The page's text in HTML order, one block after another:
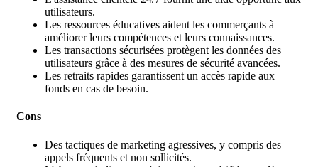
utilisateurs.
Les ressources éducatives aident les commerçants à
améliorer leurs compétences et leurs connaissances.
Les transactions sécurisées protègent les données des
utilisateurs grâce à des mesures de sécurité avancées.
Les retraits rapides garantissent un accès rapide aux
fonds en cas de besoin.
Cons
Des tactiques de marketing agressives, y compris des
appels fréquents et non sollicités.